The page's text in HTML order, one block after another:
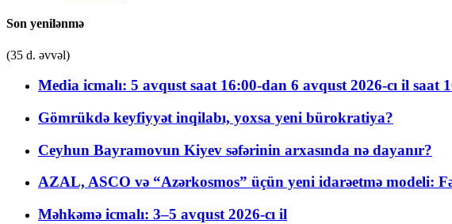
Son yenilənmə
(35 d. əvvəl)
Media icmalı: 5 avqust saat 16:00-dan 6 avqust 2026-cı il saat
Gömrükdə keyfiyyət inqilabı, yoxsa yeni bürokratiya?
Ceyhun Bayramovun Kiyev səfərinin arxasında nə dayanır?
AZAL, ASCO və “Azərkosmos” üçün yeni idarəetmə modeli:
Məhkəmə icmalı: 3–5 avqust 2026-cı il